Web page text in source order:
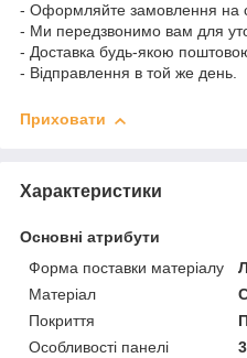
- Оформляйте замовлення на
- Ми передзвонимо вам для
- Доставка будь-якою
- Відправлення в той же день.
Приховати
Характеристики
Основні атрибути
Форма поставки матеріалу
Матеріал
Покриття
Особливості панелі